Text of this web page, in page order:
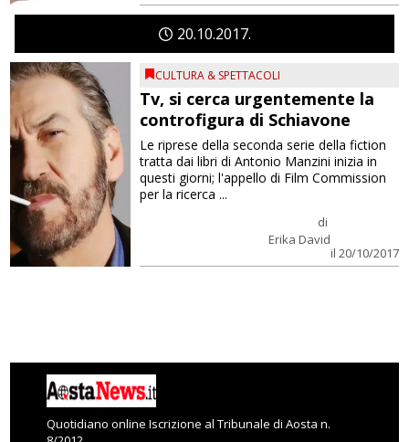
20 10 2017
CULTURA & SPETTACOLI
Tv, si cerca urgentemente la
controfigura di Schiavone
di
Erika David
il 20/10/2017
Le riprese della seconda serie della fiction
tratta dai libri di Antonio Manzini inizia in
questi giorni; l'appello di Film Commission
per la ricerca ...
Quotidiano online Iscrizione al Tribunale di Aosta n.